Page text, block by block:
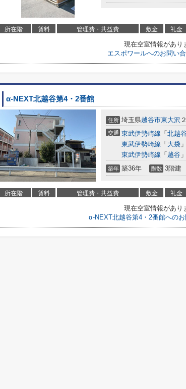
所在階 賃料 管理費・共益費 敷金 礼金
現在空室情報があり
エスポワールへのお問い
α-NEXT北越谷第4・2番館
住所 埼玉県越谷市東大沢
交通 東武伊勢崎線 「 北越
東武伊勢崎線 「 大袋
東武伊勢崎線 「 越谷
築年 築36年 階数 3階建
所在階 賃料 管理費・共益費 敷金 礼金
現在空室情報があり
α-NEXT北越谷第4・2番館への